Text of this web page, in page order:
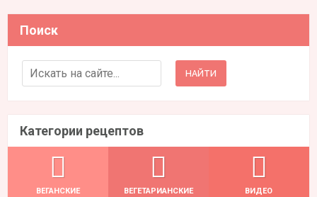
Поиск
Search for:
Категории рецептов
ВЕГАНСКИЕ ВЕГЕТАРИАНСКИЕ ВИДЕО